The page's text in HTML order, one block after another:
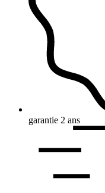
garantie 2 ans